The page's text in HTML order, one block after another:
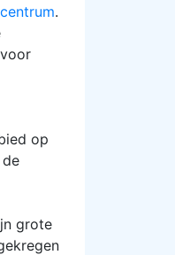
.
op
grote